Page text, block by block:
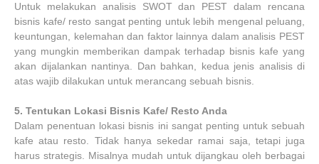
Untuk melakukan analisis SWOT dan PEST dalam rencana
bisnis kafe/ resto sangat penting untuk lebih mengenal peluang,
keuntungan, kelemahan dan faktor lainnya dalam analisis PEST
yang mungkin memberikan dampak terhadap bisnis kafe yang
akan dijalankan nantinya. Dan bahkan, kedua jenis analisis di
atas wajib dilakukan untuk merancang sebuah bisnis.
5. Tentukan Lokasi Bisnis Kafe/ Resto Anda
Dalam penentuan lokasi bisnis ini sangat penting untuk sebuah
kafe atau resto. Tidak hanya sekedar ramai saja, tetapi juga
harus strategis. Misalnya mudah untuk dijangkau oleh berbagai